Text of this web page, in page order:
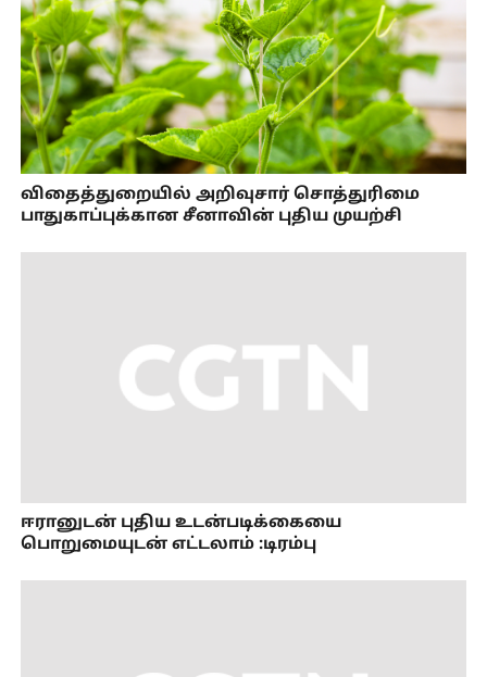
விதைத்துறையில் அறிவுசார் சொத்துரிமை
பாதுகாப்புக்கான சீனாவின் புதிய முயற்சி
ஈரானுடன் புதிய உடன்படிக்கையை
பொறுமையுடன் எட்டலாம் :டிரம்பு